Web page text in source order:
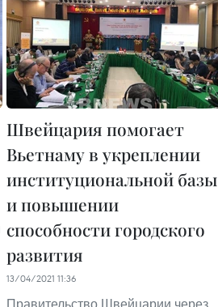
Швейцария помогает
Вьетнаму в укреплении
институциональной базы
и повышении
способности городского
развития
13/04/2021 11:36
Правительство Швейцарии через